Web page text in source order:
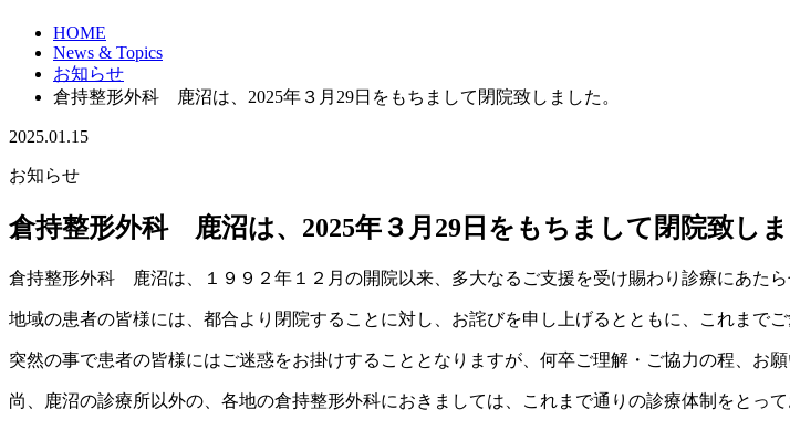
HOME
News & Topics
お知らせ
倉持整形外科 鹿沼は、2025年３月29日をもちまして閉院致しました。
2025.01.15
お知らせ
倉持整形外科 鹿沼は、2025年３月29日をもちまして閉院致しま
倉持整形外科 鹿沼は、１９９２年１２月の開院以来、多大なるご支援を受け賜わり診療にあた
地域の患者の皆様には、都合より閉院することに対し、お詫びを申し上げるとともに、これまで
突然の事で患者の皆様にはご迷惑をお掛けすることとなりますが、何卒ご理解・ご協力の程、お願
尚、鹿沼の診療所以外の、各地の倉持整形外科におきましては、これまで通りの診療体制をとって